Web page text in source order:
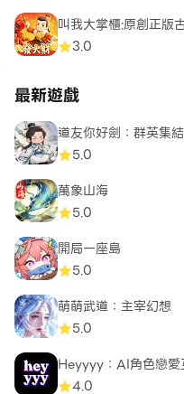
叫我大掌櫃:原創正版
3.0
最新遊戲
道友你好劍：群英集結
5.0
萬象山海
5.0
開局一座島
5.0
萌萌武道：主宰幻想
5.0
Heyyyy：AI角色戀愛
4.0